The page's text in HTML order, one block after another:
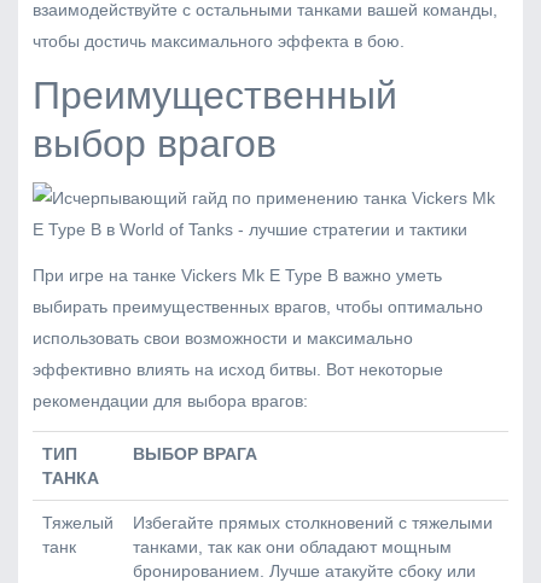
взаимодействуйте с остальными танками вашей команды,
чтобы достичь максимального эффекта в бою.
Преимущественный
выбор врагов
При игре на танке Vickers Mk E Type B важно уметь
выбирать преимущественных врагов, чтобы оптимально
использовать свои возможности и максимально
эффективно влиять на исход битвы. Вот некоторые
рекомендации для выбора врагов:
ТИП
ТАНКА
ВЫБОР ВРАГА
Тяжелый
танк
Избегайте прямых столкновений с тяжелыми
танками, так как они обладают мощным
бронированием. Лучше атакуйте сбоку или